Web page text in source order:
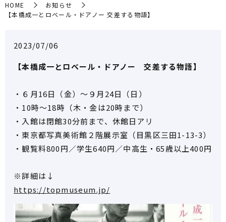
HOME
お知らせ
【本橋成一とロベール・ドアノー 交差する物語】
2023/07/06
【本橋成一とロベール・ドアノー 交差する物語】
・６月16日（金）～９月24日（日）
・10時～18時（木・金は20時まで）
・入館は閉館30分前まで、休館日アリ
・東京都写真美術館２階展示室（目黒区三田1-13-3）
・観覧料800円／学生640円／中高生・65歳以上400円
※詳細は↓
https://topmuseum.jp/